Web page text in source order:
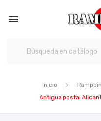

Inicio
Antigua postal